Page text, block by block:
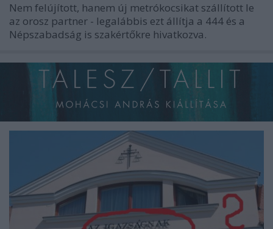
Nem felújított, hanem új metrókocsikat szállított le
az orosz partner - legalábbis ezt állítja a 444 és a
Népszabadság is szakértőkre hivatkozva.